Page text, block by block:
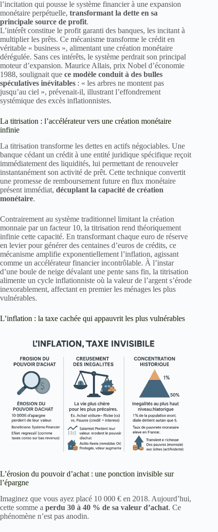
l’incitation qui pousse le système financier à une expansion
monétaire perpétuelle, transformant la dette en sa
principale source de profit.
L’intérêt constitue le profit garanti des banques, les incitant à
multiplier les prêts. Ce mécanisme transforme le crédit en
véritable « business », alimentant une création monétaire
dérégulée. Sans ces intérêts, le système perdrait son principal
moteur d’expansion. Maurice Allais, prix Nobel d’économie
1988, soulignait que ce modèle conduit à des bulles
spéculatives inévitables : « les arbres ne montent pas
jusqu’au ciel », prévenait-il, illustrant l’effondrement
systémique des excès inflationnistes.
La titrisation : l’accélérateur vers une création monétaire
infinie
La titrisation transforme les dettes en actifs négociables. Une
banque cédant un crédit à une entité juridique spécifique reçoit
immédiatement des liquidités, lui permettant de renouveler
instantanément son activité de prêt. Cette technique convertit
une promesse de remboursement future en flux monétaire
présent immédiat, décuplant la capacité de création
monétaire.
Contrairement au système traditionnel limitant la création
monnaie par un facteur 10, la titrisation rend théoriquement
infinie cette capacité. En transformant chaque euro de réserve
en levier pour générer des centaines d’euros de crédits, ce
mécanisme amplifie exponentiellement l’inflation, agissant
comme un accélérateur financier incontrôlable. À l’instar
d’une boule de neige dévalant une pente sans fin, la titrisation
alimente un cycle inflationniste où la valeur de l’argent s’érode
inexorablement, affectant en premier les ménages les plus
vulnérables.
L’inflation : la taxe cachée qui appauvrit les plus vulnérables
L’érosion du pouvoir d’achat : une ponction invisible sur
l’épargne
Imaginez que vous ayez placé 10 000 € en 2018. Aujourd’hui,
cette somme a perdu 30 à 40 % de sa valeur d’achat. Ce
phénomène n’est pas anodin.